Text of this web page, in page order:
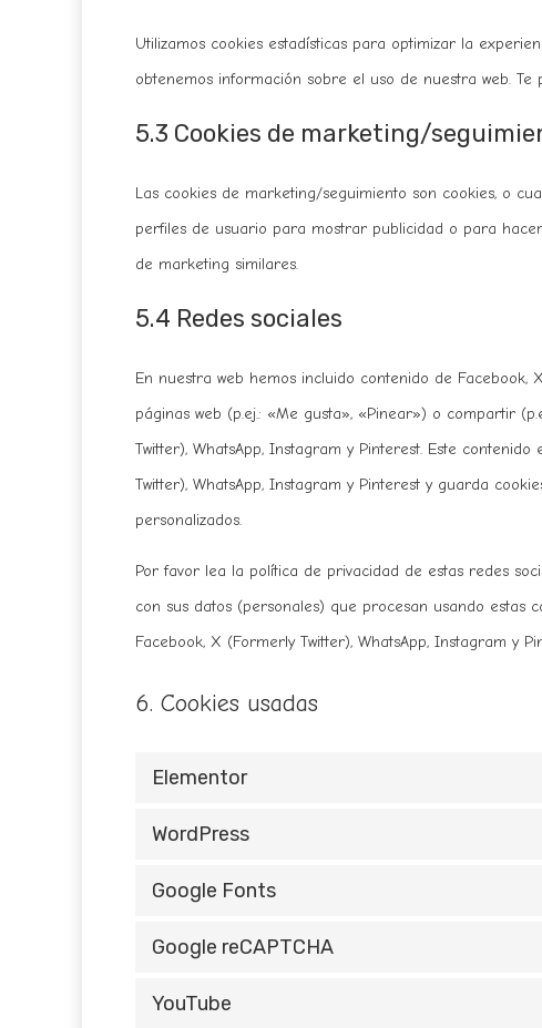
Utilizamos cookies estadísticas para optimizar la
obtenemos información sobre el uso de nuestra web.
5.3 Cookies de marketing/
Las cookies de marketing/seguimiento son cookies, o
perfiles de usuario para mostrar publicidad o para
de marketing similares.
5.4 Redes sociales
En nuestra web hemos incluido contenido de Facebook,
páginas web (p.ej.: «Me gusta», «Pinear») o compartir
Twitter), WhatsApp, Instagram y Pinterest. Este
Twitter), WhatsApp, Instagram y Pinterest y guarda
personalizados.
Por favor lea la política de privacidad de estas redes
con sus datos (personales) que procesan usando estas
Facebook, X (Formerly Twitter), WhatsApp, Instagram y
6. Cookies usadas
Elementor
WordPress
Google Fonts
Google reCAPTCHA
YouTube